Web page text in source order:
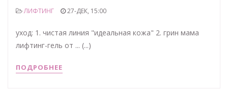
ЛИФТИНГ 27-ДЕК, 15:00
уход: 1. чистая линия "идеальная кожа" 2. грин мама
лифтинг-гель от ... (...)
ПОДРОБНЕЕ